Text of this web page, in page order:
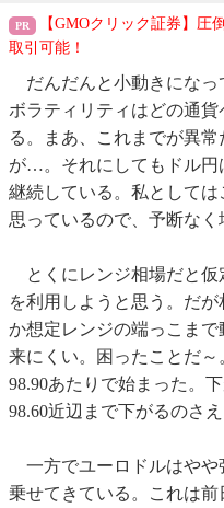
【GMOクリック証券】圧
取引可能！
だんだんと小動きになっ
ボラティリティはどの通
る。まあ、これまでが異
が…。それにしてもドル円
継続している。私として
思っているので、予断なく
とくにレンジ相場だと仮
を利用しようと思う。だ
か想定レンジの端っこま
来にくい。困ったことだ
98.90あたりで始まった。
98.60近辺まで下がるのさ
一方でユーロドルはやや
乗せてきている。これは